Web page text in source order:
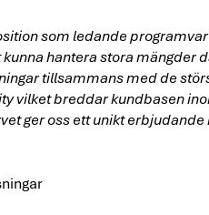
som ledande
hantera stora mängder
tillsammans med de
vilket breddar kundbasen
ger oss ett unikt